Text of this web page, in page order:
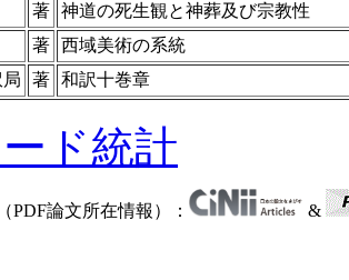
著 神道の死生観と神葬及び宗教性
著 西域美術の系統
著 和訳十巻章
ド統計
PDF論文所在情報）： &